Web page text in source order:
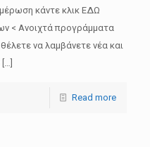
κάντε κλικ ΕΔΩ
< Ανοιχτά προγράμματα
να λαμβάνετε νέα και
[…]
Read more